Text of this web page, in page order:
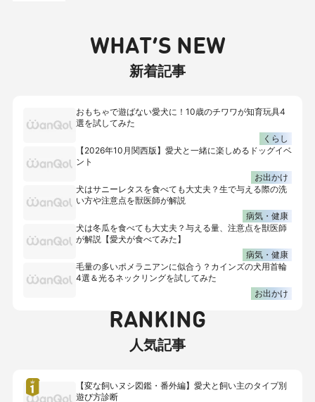
WHAT’S NEW
新着記事
おもちゃで遊ばない愛犬に！10歳のチワワが知育玩具4
選を試してみた
くらし
【2026年10月関西版】愛犬と一緒に楽しめるドッグイベ
ント
お出かけ
犬はサニーレタスを食べても大丈夫？生で与える際の洗
い方や注意点を獣医師が解説
病気・健康
犬は冬瓜を食べても大丈夫？与える量、注意点を獣医師
が解説【愛犬が食べてみた】
病気・健康
毛量の多いポメラニアンに似合う？カインズの犬用首輪
4選＆光るネックリングを試してみた
お出かけ
RANKING
人気記事
【変な飼いヌシ図鑑・番外編】愛犬と飼い主のタイプ別
遊び方診断